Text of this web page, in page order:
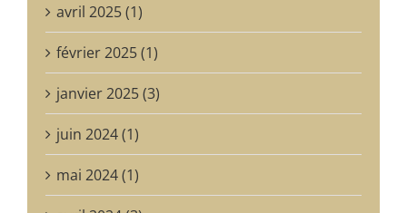
avril 2025 (1)
février 2025 (1)
janvier 2025 (3)
juin 2024 (1)
mai 2024 (1)